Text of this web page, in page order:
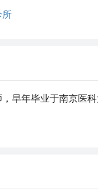
所
早年毕业于南京医